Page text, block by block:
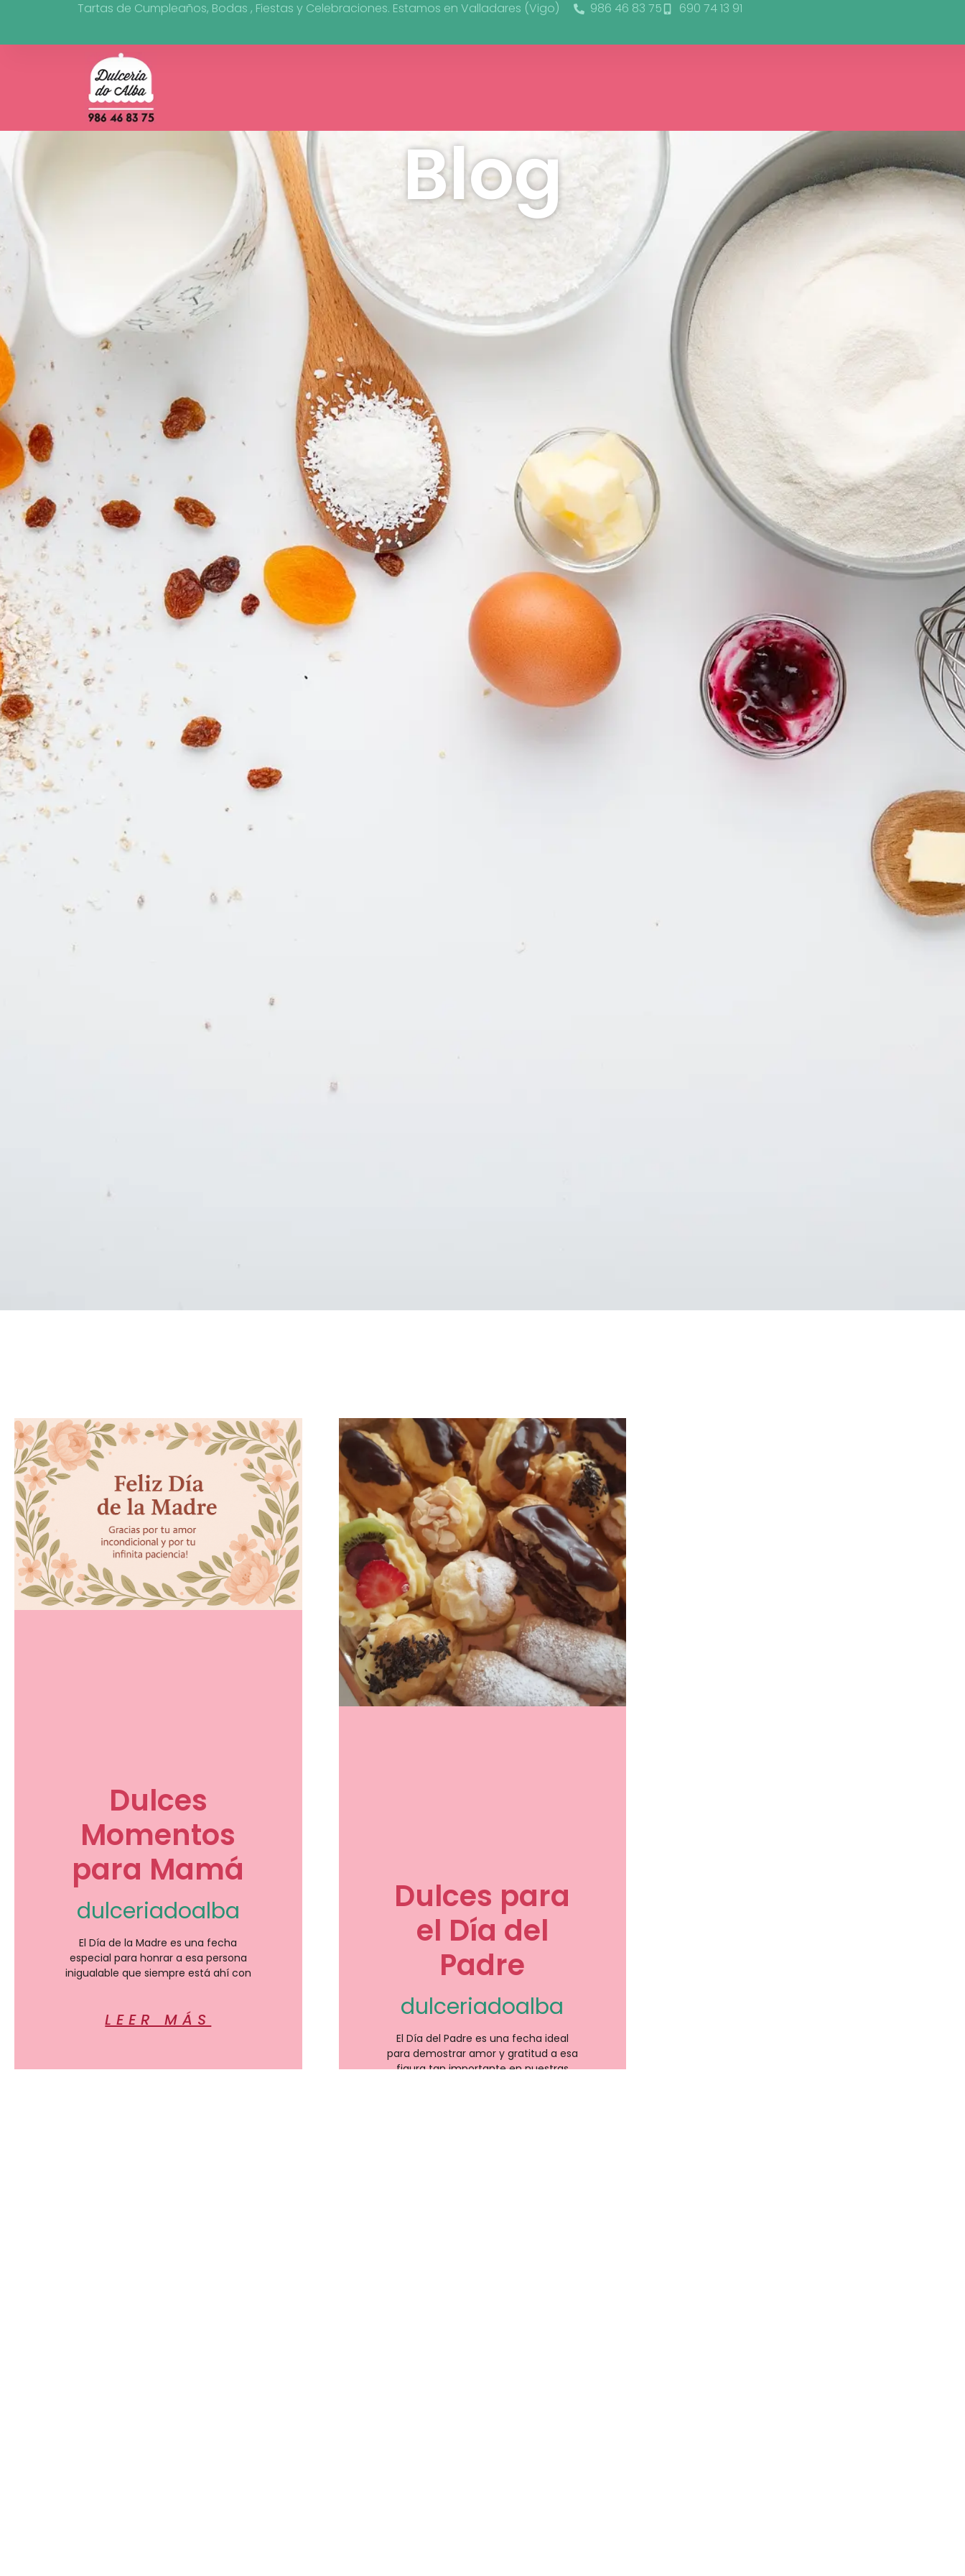
Tartas de Cumpleaños, Bodas , Fiestas y Celebraciones. Estamos en Valladares (Vigo) 986 46 83 75 690 74 13 91
Blog
Dulces
Momentos
para Mamá
dulceriadoalba
El Día de la Madre es una fecha
especial para honrar a esa persona
inigualable que siempre está ahí con
LEER MÁS
Dulces para
el Día del
Padre
dulceriadoalba
El Día del Padre es una fecha ideal
para demostrar amor y gratitud a esa
figura tan importante en nuestras